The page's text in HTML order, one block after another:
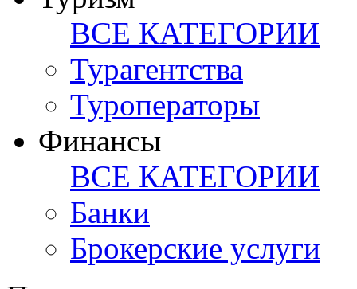
ВСЕ КАТЕГОРИИ
Турагентства
Туроператоры
Финансы
ВСЕ КАТЕГОРИИ
Банки
Брокерские услуги